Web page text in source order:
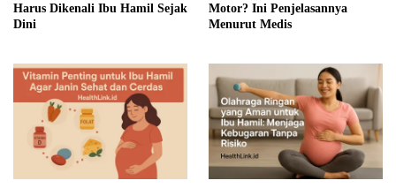
Harus Dikenali Ibu Hamil Sejak
Dini
Motor? Ini Penjelasannya
Menurut Medis